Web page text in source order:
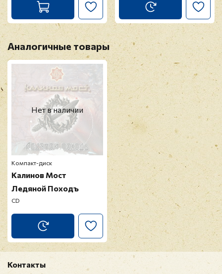
Аналогичные товары
Нет в наличии
Компакт-диск
Калинов Мост
Ледяной Походъ
CD
Контакты